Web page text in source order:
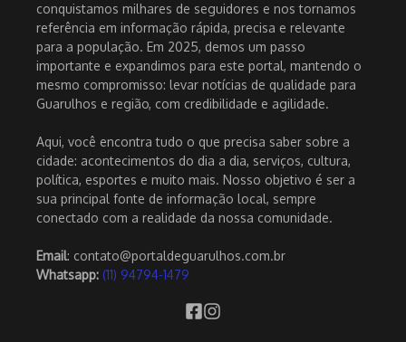
conquistamos milhares de seguidores e nos tornamos
referência em informação rápida, precisa e relevante
para a população. Em 2025, demos um passo
importante e expandimos para este portal, mantendo o
mesmo compromisso: levar notícias de qualidade para
Guarulhos e região, com credibilidade e agilidade.
Aqui, você encontra tudo o que precisa saber sobre a
cidade: acontecimentos do dia a dia, serviços, cultura,
política, esportes e muito mais. Nosso objetivo é ser a
sua principal fonte de informação local, sempre
conectado com a realidade da nossa comunidade.
Email: contato@portaldeguarulhos.com.br
Whatsapp: (11) 94794-1479